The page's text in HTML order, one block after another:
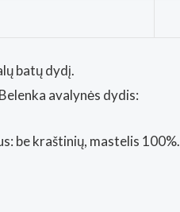
batų dydį.
avalynės dydis:
be kraštinių, mastelis